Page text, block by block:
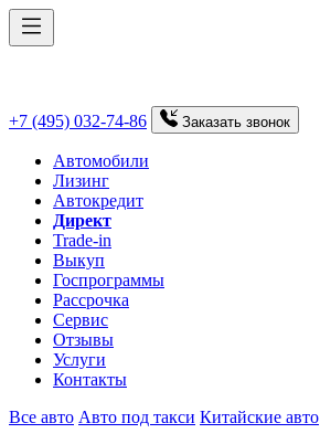
+7 (495) 032-74-86 Заказать звонок
Автомобили
Лизинг
Автокредит
Директ
Trade-in
Выкуп
Госпрограммы
Рассрочка
Сервис
Отзывы
Услуги
Контакты
Все авто Авто под такси Китайские авто